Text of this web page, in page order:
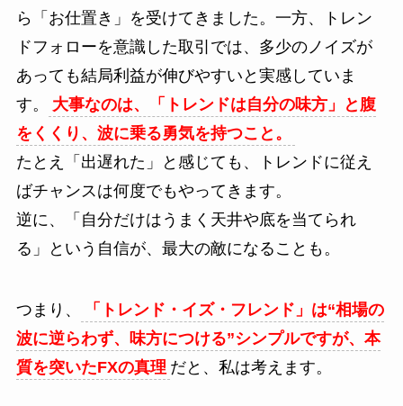
ら「お仕置き」を受けてきました。一方、トレン
ドフォローを意識した取引では、多少のノイズが
あっても結局利益が伸びやすいと実感していま
す。
大事なのは、「トレンドは自分の味方」と腹
をくくり、波に乗る勇気を持つこと。
たとえ「出遅れた」と感じても、トレンドに従え
ばチャンスは何度でもやってきます。
逆に、「自分だけはうまく天井や底を当てられ
る」という自信が、最大の敵になることも。
つまり、
「トレンド・イズ・フレンド」は“相場の
波に逆らわず、味方につける”シンプルですが、本
質を突いたFXの真理 だと、私は考えます。